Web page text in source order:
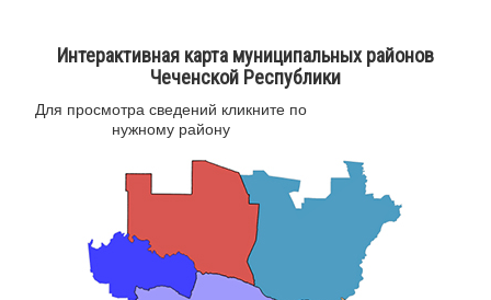
Интерактивная карта муниципальных районов
Чеченской Республики
Для просмотра сведений кликните по
нужному району